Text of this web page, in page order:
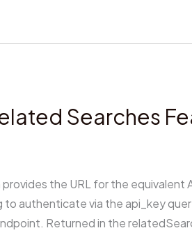
Searches
the URL for the equivalent
to authenticate via the api_key
Returned in the